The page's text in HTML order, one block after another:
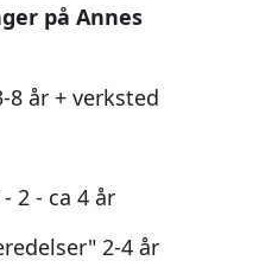
på Annes
8 år + verksted
2 - ca 4 år
2-4 år